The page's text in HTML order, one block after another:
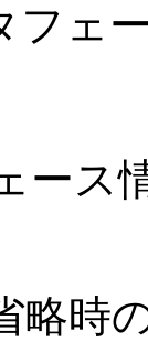
フェ
ース
略時